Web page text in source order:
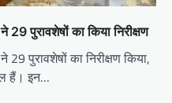
29 पुरावशेषों का किया निरीक्षण
पुरावशेषों का निरीक्षण किया,
हैं। इन…